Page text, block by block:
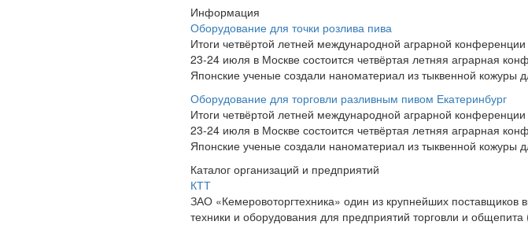
Информация
Оборудование для точки розлива пива
Итоги четвёртой летней международной аграрной
23-24 июля в Москве состоится четвёртая летняя аграрная
Японские ученые создали наноматериал из тыквенной кожуры
Оборудование для торговли разливным пивом Екатеринбург
Итоги четвёртой летней международной аграрной
23-24 июля в Москве состоится четвёртая летняя аграрная
Японские ученые создали наноматериал из тыквенной кожуры
Каталог организаций и предприятий
КТТ
ЗАО «Кемеровоторгтехника» один из крупнейших поставщиков
техники и оборудования для предприятий торговли и